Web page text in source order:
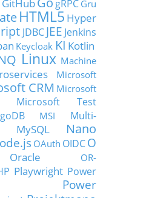
GitHub gRPC Gru
HTML5 Hyper
JDBC JEE Jenkins
Keycloak KI Kotlin
Linux Machine
Microsoft
CRM Microsoft
Microsoft Test
MSI
Multi-
MySQL
Nano
OAuth OIDCO
Oracle
OR-
Playwright Power
Power